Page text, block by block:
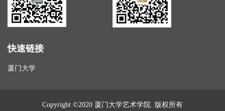
快速链接
厦门大学
Copyright ©2020 厦门大学艺术学院. 版权所有